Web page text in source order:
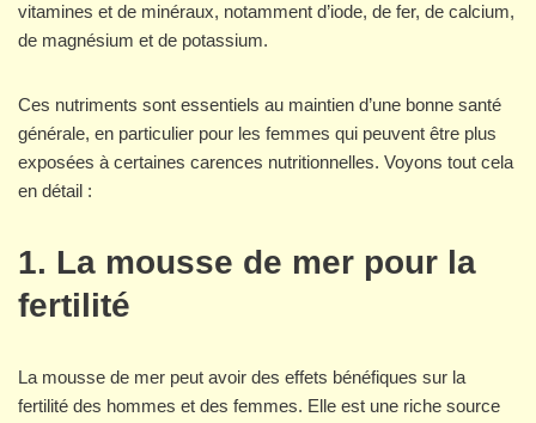
vitamines et de minéraux, notamment d’iode, de fer, de calcium,
de magnésium et de potassium.
Ces nutriments sont essentiels au maintien d’une bonne santé
générale, en particulier pour les femmes qui peuvent être plus
exposées à certaines carences nutritionnelles. Voyons tout cela
en détail :
1. La mousse de mer pour la
fertilité
La mousse de mer peut avoir des effets bénéfiques sur la
fertilité des hommes et des femmes. Elle est une riche source